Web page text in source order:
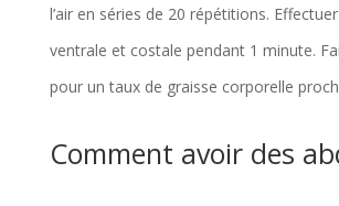
l’air en séries de 20 répétitions.
ventrale et costale pendant 1 minute.
pour un taux de graisse corporelle
Comment avoir des